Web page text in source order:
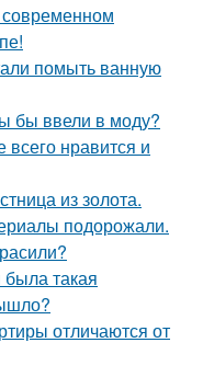
помыть ванную
бы ввели в моду?
нравится и
из золота.
подорожали.
такая
отличаются от